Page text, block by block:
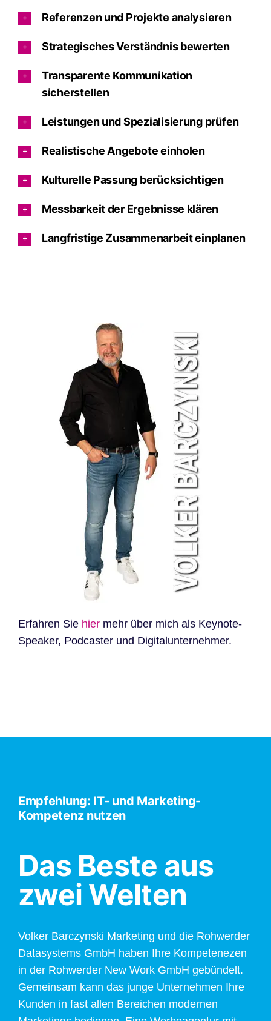
Referenzen und Projekte analysieren
Strategisches Verständnis bewerten
Transparente Kommunikation
sicherstellen
Leistungen und Spezialisierung prüfen
Realistische Angebote einholen
Kulturelle Passung berücksichtigen
Messbarkeit der Ergebnisse klären
Langfristige Zusammenarbeit einplanen
Erfahren Sie hiermehr über mich als Keynote-
Speaker, Podcaster und Digitalunternehmer.
Empfehlung: IT- und Marketing-
Kompetenz nutzen
Das Beste aus
zwei Welten
Volker Barczynski Marketing und die Rohwerder
Datasystems GmbH haben Ihre Kompetenezen
in der Rohwerder New Work GmbH gebündelt.
Gemeinsam kann das junge Unternehmen Ihre
Kunden in fast allen Bereichen modernen